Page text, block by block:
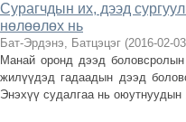
Сурагчдын их, дээд
нөлөөлөх нь
Бат-Эрдэнэ, Батцэцэг (2016-02-03
Манай оронд дээд
жилүүдэд гадаадын дээд
Энэхүү судалгаа нь оюутнуудын